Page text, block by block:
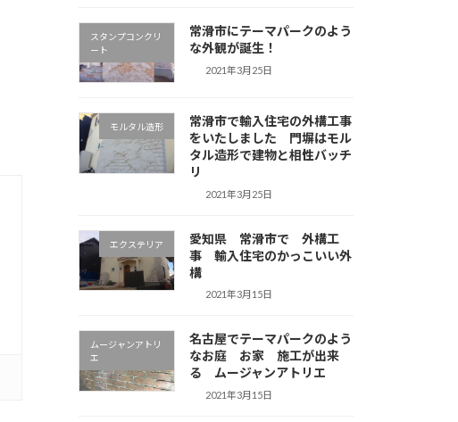
スタンプコンクリ
ート
常滑市にテーマパークのよう
な外観が誕生！
2021年3月25日
モルタル造形
常滑市で輸入住宅の外構工事
をいたしました 門塀はモル
タル造形で建物と相性バッチ
リ
2021年3月25日
エクステリア
愛知県 常滑市で 外構工
事 輸入住宅のかっこいい外
構
2021年3月15日
ムージャンアトリ
エ
名古屋でテーマパークのよう
なお庭 お家 施工が出来
る ムージャンアトリエ
2021年3月15日